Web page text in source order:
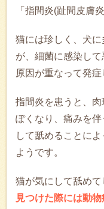
「指間炎(趾間皮膚
猫には珍しく、犬
が、細菌に感染し
原因が重なって発症
指間炎を患うと、
ぽくなり、痛みを
して舐めることに
ようです。
猫が気にして舐めて
見つけた際には動